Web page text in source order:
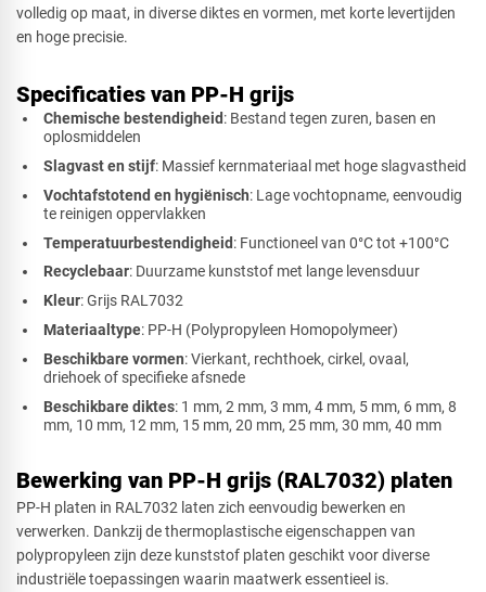
Afsnede
volledig op maat, in diverse diktes en vormen, met korte levertijden
en hoge precisie.
Specificaties van PP-H grijs
Chemische bestendigheid: Bestand tegen zuren, basen en
oplosmiddelen
Slagvast en stijf: Massief kernmateriaal met hoge slagvastheid
Vochtafstotend en hygiënisch: Lage vochtopname, eenvoudig
te reinigen oppervlakken
Temperatuurbestendigheid: Functioneel van 0°C tot +100°C
Recyclebaar: Duurzame kunststof met lange levensduur
Kleur: Grijs RAL7032
Materiaaltype: PP-H (Polypropyleen Homopolymeer)
Beschikbare vormen: Vierkant, rechthoek, cirkel, ovaal,
driehoek of specifieke afsnede
Beschikbare diktes: 1 mm, 2 mm, 3 mm, 4 mm, 5 mm, 6 mm, 8
mm, 10 mm, 12 mm, 15 mm, 20 mm, 25 mm, 30 mm, 40 mm
Bewerking van PP-H grijs (RAL7032) platen
PP-H platen in RAL7032 laten zich eenvoudig bewerken en
verwerken. Dankzij de thermoplastische eigenschappen van
polypropyleen zijn deze kunststof platen geschikt voor diverse
industriële toepassingen waarin maatwerk essentieel is.